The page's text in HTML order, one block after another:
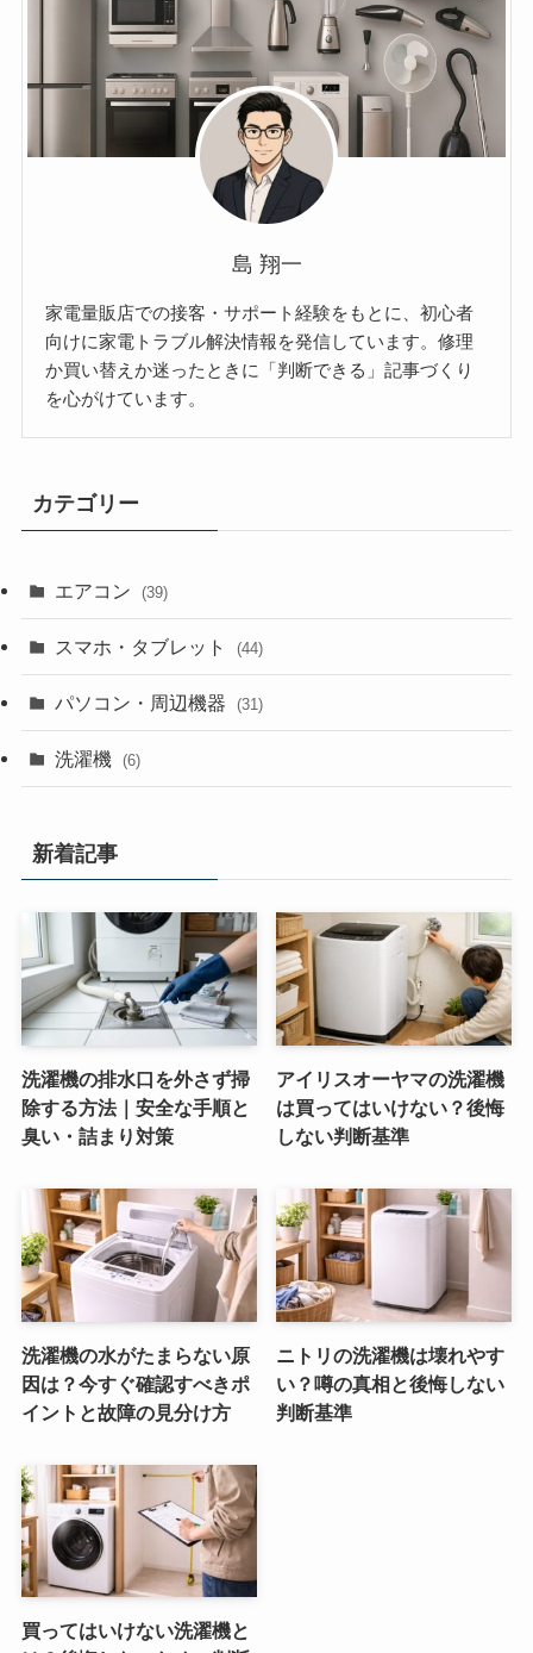
島 翔一
家電量販店での接客・サポート経験をもとに、初心者
向けに家電トラブル解決情報を発信しています。修理
か買い替えか迷ったときに「判断できる」記事づくり
を心がけています。
カテゴリー
エアコン (39)
スマホ・タブレット (44)
パソコン・周辺機器 (31)
洗濯機 (6)
新着記事
洗濯機の排水口を外さず掃
除する方法｜安全な手順と
臭い・詰まり対策
アイリスオーヤマの洗濯機
は買ってはいけない？後悔
しない判断基準
洗濯機の水がたまらない原
因は？今すぐ確認すべきポ
イントと故障の見分け方
ニトリの洗濯機は壊れやす
い？噂の真相と後悔しない
判断基準
買ってはいけない洗濯機と